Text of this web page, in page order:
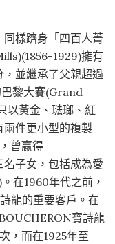
樣躋身「四百人菁
1929)擁有
並繼承了父親超過
黎大賽(Grand
以黃金、琺瑯、紅
兩件更小型的複製
曾贏得
子女，包括成為愛
在1960年代之前，
龍的重要客戶。在
寶詩龍
，而在1925年至